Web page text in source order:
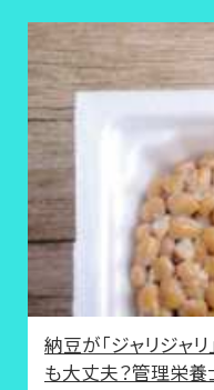
納豆が「ジャリジャ
も大丈夫？管理栄